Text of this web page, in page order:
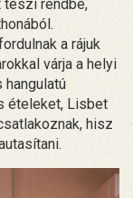
teszi rendbe,
a rájuk
várja a helyi
ételeket, Lisbet
hisz